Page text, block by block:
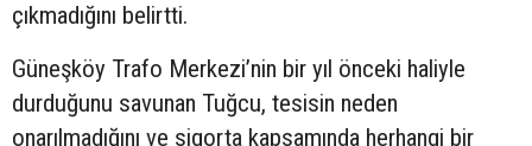
çıkmadığını belirtti.
Güneşköy Trafo Merkezi’nin bir yıl önceki haliyle
durduğunu savunan Tuğcu, tesisin neden
onarılmadığını ve sigorta kapsamında herhangi bir